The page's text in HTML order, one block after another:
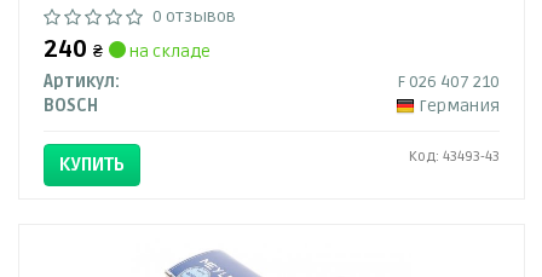
0 отзывов
240 ₴
на складе
Артикул:
F 026 407 210
BOSCH
Германия
КУПИТЬ Код: 43493-43